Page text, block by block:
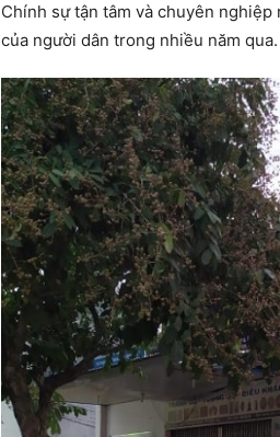
Chính sự tận tâm và chuyên
của người dân trong nhiều năm qua.